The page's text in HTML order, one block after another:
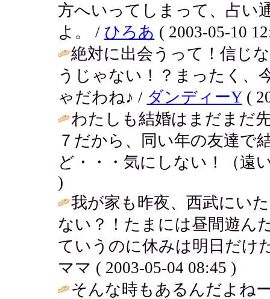
方へいってしまって、占い
よ。 / ひろあ ( 2003-05-10
絶対に出会うって！信じ
うじゃない！？まったく、
ゃだわね♪ / ダンディーY(
わたしも結婚はまだまだ
７だから、同い年の友達で
ど・・・気にしない！（遠
)
我が家も昨夜、西武にい
ない？！たまには昼間遊ん
ていうのに休みは明日だけ
ママ ( 2003-05-04 08:45 )
そんな時もあるんだよね